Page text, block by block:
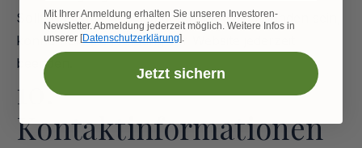
Sollten Sie mit Änderungen nicht einverstanden sein,
können Sie die Nutzung der Website jederzeit
beenden.
10.
Kontaktinformationen
Mit Ihrer Anmeldung erhalten Sie unseren Investoren-
Newsletter. Abmeldung jederzeit möglich. Weitere Infos in
unserer [Datenschutzerklärung].
Jetzt sichern